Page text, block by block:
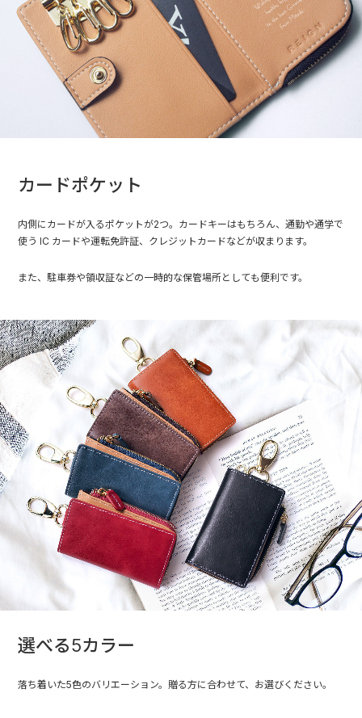
カードポケット
内側にカードが入るポケットが2つ。カードキーはもちろん、通勤や通学で
使う IC カードや運転免許証、クレジットカードなどが収まります。
また、駐車券や領収証などの一時的な保管場所としても便利です。
選べる5カラー
落ち着いた5色のバリエーション。贈る方に合わせて、お選びください。